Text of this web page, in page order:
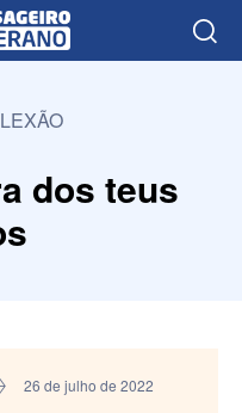
dos teus
26 de julho de 2022